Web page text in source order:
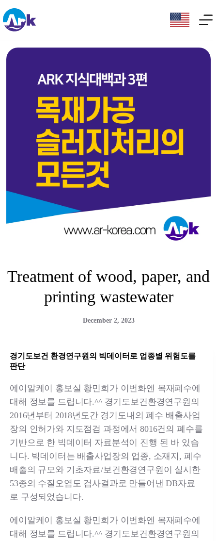
Treatment of wood, paper, and
printing wastewater
December 2, 2023
경기도보건 환경연구원의 빅데이터로 업종별 위험도를
판단
에이알케이 홍보실 황민희가 이번화엔 목재폐수에
대해 정보를 드립니다.^^ 경기도보건환경연구원의
2016년부터 2018년도간 경기도내의 폐수 배출사업
장의 인허가와 지도점검 과정에서 8016건의 폐수를
기반으로 한 빅데이터 자료분석이 진행 된 바 있습
니다. 빅데이터는 배출사업장의 업종, 소재지, 폐수
배출의 규모와 기초자료/보건환경연구원이 실시한
53종의 수질오염도 검사결과로 만들어낸 DB자료
로 구성되었습니다.
에이알케이 홍보실 황민희가 이번화엔 목재폐수에
대해 정보를 드립니다.^^ 경기도보건환경연구원의